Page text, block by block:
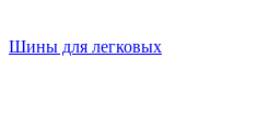
Шины для легковых